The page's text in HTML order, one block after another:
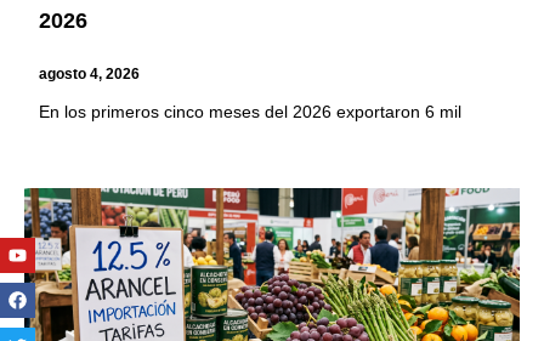
2026
agosto 4, 2026
En los primeros cinco meses del 2026 exportaron 6 mil
Youtube
Facebook
Twitter
Linkedin
Instagram